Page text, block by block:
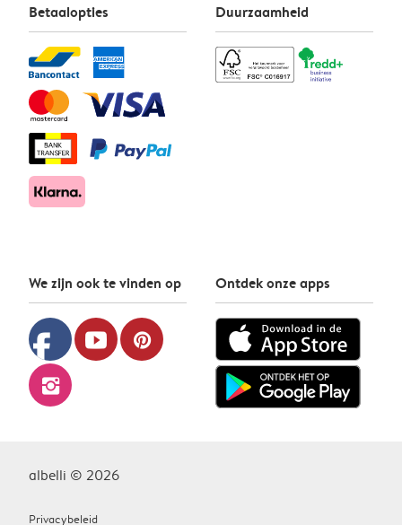
Betaalopties Duurzaamheid
We zijn ook te vinden op
facebook youtube pinterest
instagram
Ontdek onze apps
albelli © 2026
Privacybeleid